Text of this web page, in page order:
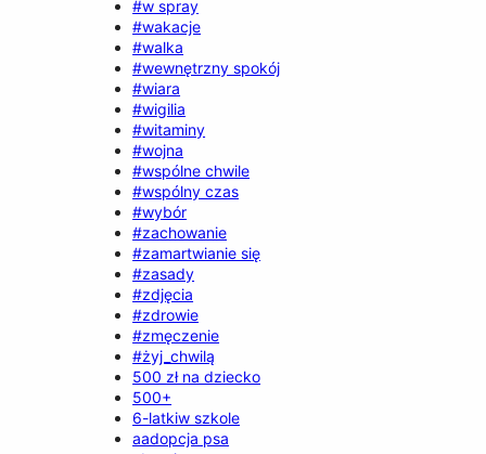
#w spray
#wakacje
#walka
#wewnętrzny spokój
#wiara
#wigilia
#witaminy
#wojna
#wspólne chwile
#wspólny czas
#wybór
#zachowanie
#zamartwianie się
#zasady
#zdjęcia
#zdrowie
#zmęczenie
#żyj_chwilą
500 zł na dziecko
500+
6-latkiw szkole
aadopcja psa